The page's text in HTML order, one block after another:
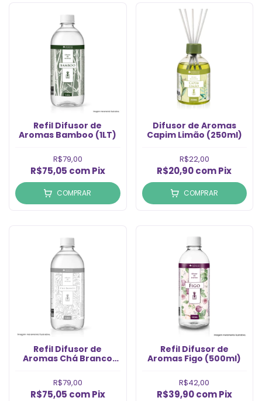
Refil Difusor de
Aromas Bamboo (1LT)
R$79,00
R$75,05 com Pix
COMPRAR
Difusor de Aromas
Capim Limão (250ml)
R$22,00
R$20,90comPix
COMPRAR
Refil Difusor de
Aromas Chá Branco
R$79,00
R$75,05 com Pix
Refil Difusor de
Aromas Figo (500ml)
R$42,00
R$39,90com Pix